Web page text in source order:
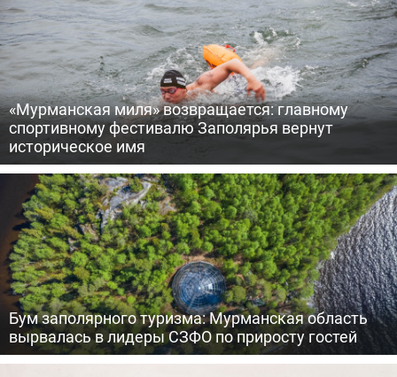
«Мурманская миля» возвращается: главному
спортивному фестивалю Заполярья вернут
историческое имя
Бум заполярного туризма: Мурманская область
вырвалась в лидеры СЗФО по приросту гостей